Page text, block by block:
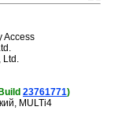
Access
Ltd.
23761771)
MULTi4